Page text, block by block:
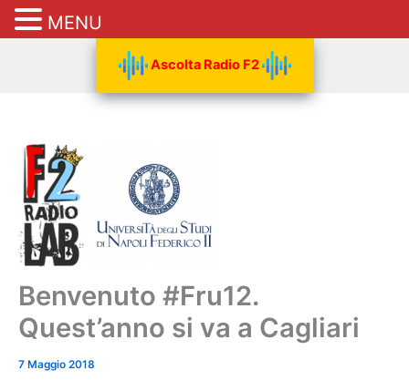
Ascolta Radio F2
Benvenuto #Fru12.
Quest’anno si va a Cagliari
7 Maggio 2018
MENU